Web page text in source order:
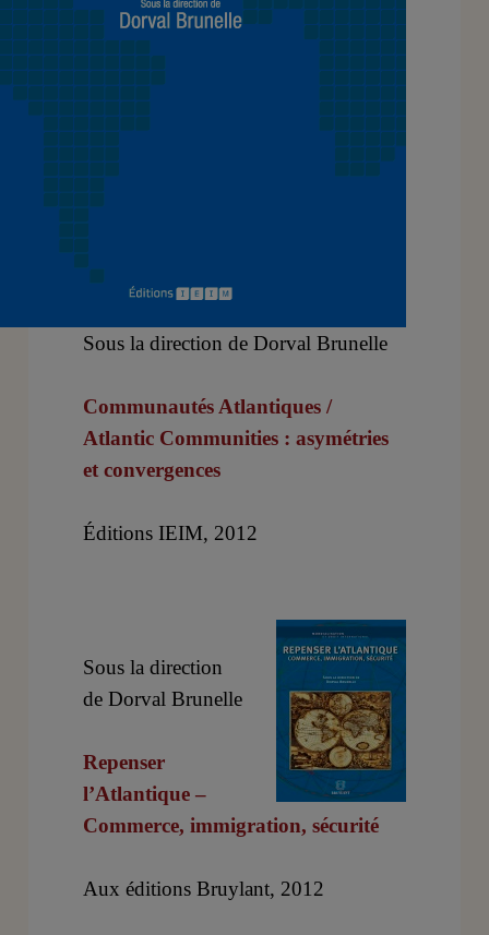
Sous la direction de Dorval Brunelle
Communautés Atlantiques /
Atlantic Communities : asymétries
et convergences
Éditions IEIM, 2012
Sous la direction
de Dorval Brunelle
Repenser
l’Atlantique –
Commerce, immigration, sécurité
Aux éditions Bruylant, 2012